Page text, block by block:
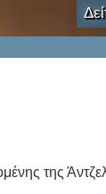
της